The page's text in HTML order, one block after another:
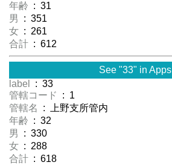
年齢 : 31
男
: 351
女 : 261
合計 : 612
See "33" in Apps
label
: 33
管轄コード
: 1
管轄名
: 上野支所管内
年齢 : 32
男
: 330
女 : 288
合計 : 618